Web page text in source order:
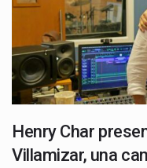
Henry Char
Villamizar, una